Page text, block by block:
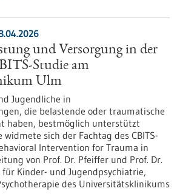
und Versorgung in der
​Studie am
Ulm
Jugendliche in
die belastende oder traumatische
haben, bestmöglich unterstützt
widmete sich der Fachtag des CBITS-​
Intervention for Trauma in
von Prof. Dr. Pfeiffer und Prof. Dr.
Kinder-​ und Jugendpsychiatrie,
des Universitätsklinikums